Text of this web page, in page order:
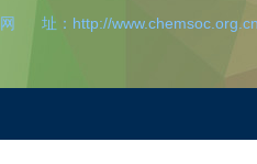
网 址：http://www.chemsoc.org.cn